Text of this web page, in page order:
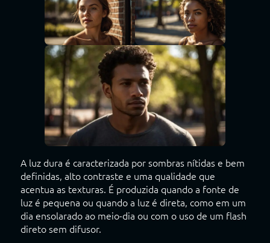
A luz dura é caracterizada por sombras nítidas e bem
definidas, alto contraste e uma qualidade que
acentua as texturas. É produzida quando a fonte de
luz é pequena ou quando a luz é direta, como em um
dia ensolarado ao meio-dia ou com o uso de um flash
direto sem difusor.